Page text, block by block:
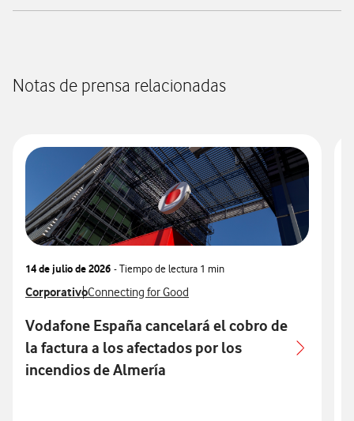
Notas de prensa relacionadas
14 de julio de 2026 - Tiempo de lectura 1 min
Ver más notas de prensa relacionados con
CorporativoVer más notas de prensa relacionados con
Connecting for Good
Vodafone España cancelará el cobro de
la factura a los afectados por los
incendios de Almería